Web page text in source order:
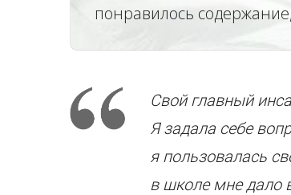
понравилось
Свой главный
Я задала себе
я пользовалась
в школе мне дало